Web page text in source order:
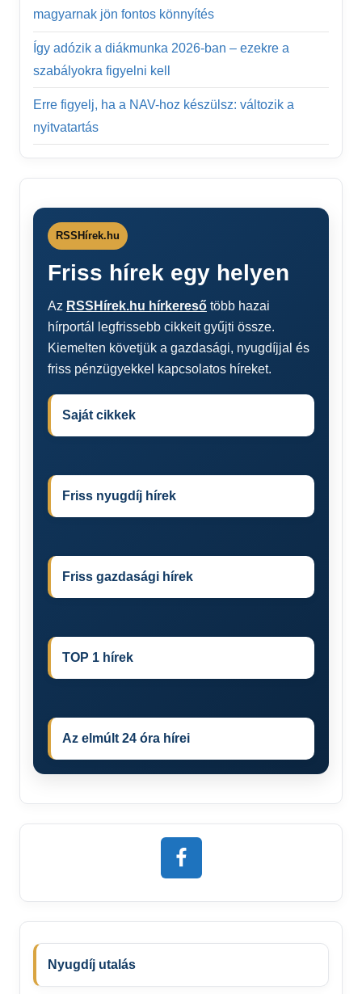
magyarnak jön fontos könnyítés
Így adózik a diákmunka 2026-ban – ezekre a
szabályokra figyelni kell
Erre figyelj, ha a NAV-hoz készülsz: változik a
nyitvatartás
RSSHírek.hu
Friss hírek egy helyen
Az RSSHírek.hu hírkereső több hazai
hírportál legfrissebb cikkeit gyűjti össze.
Kiemelten követjük a gazdasági, nyugdíjjal és
friss pénzügyekkel kapcsolatos híreket.
Saját cikkek
Friss nyugdíj hírek
Friss gazdasági hírek
TOP 1 hírek
Az elmúlt 24 óra hírei
Nyugdíj utalás